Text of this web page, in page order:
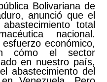
Bolivariana de
anunció que el
total
nacional.
económico,
cómo el sector
en nuestro país,
abastecimiento del